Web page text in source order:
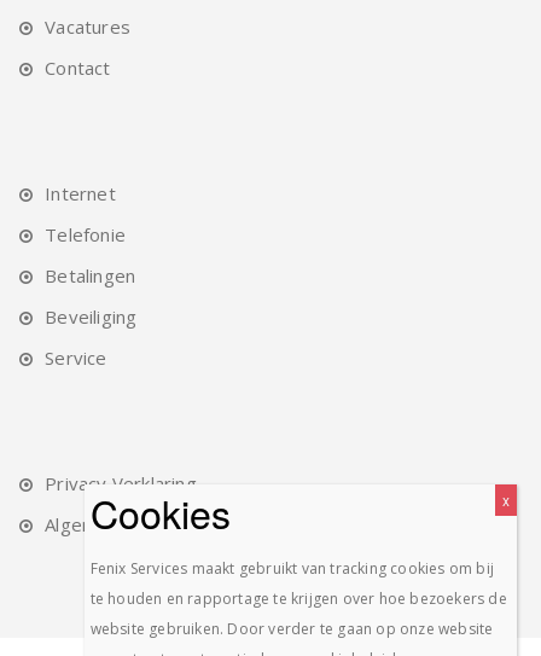
Vacatures
Contact
Internet
Telefonie
Betalingen
Beveiliging
Service
Privacy Verklaring
Algemene Voorwaarden
Fenix Services maakt gebruikt van tracking cookies om bij
te houden en rapportage te krijgen over hoe bezoekers de
website gebruiken. Door verder te gaan op onze website